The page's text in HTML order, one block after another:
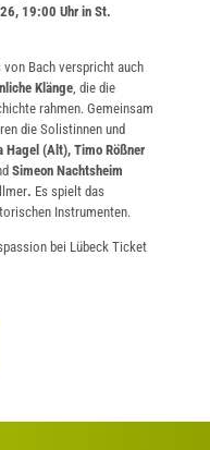
19:00 Uhr in St.
Bach verspricht auch
Klänge, die die
rahmen. Gemeinsam
die Solistinnen und
Hagel (Alt), Timo Rößner
Simeon Nachtsheim
. Es spielt das
Instrumenten.
bei Lübeck Ticket